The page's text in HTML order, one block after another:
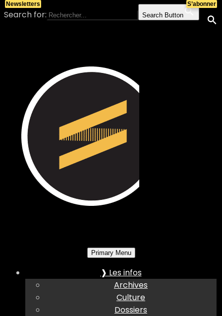
Search for: Search Button
Primary Menu
❱ Les infos
Archives
Culture
Dossiers
S’abonner
Newsletters